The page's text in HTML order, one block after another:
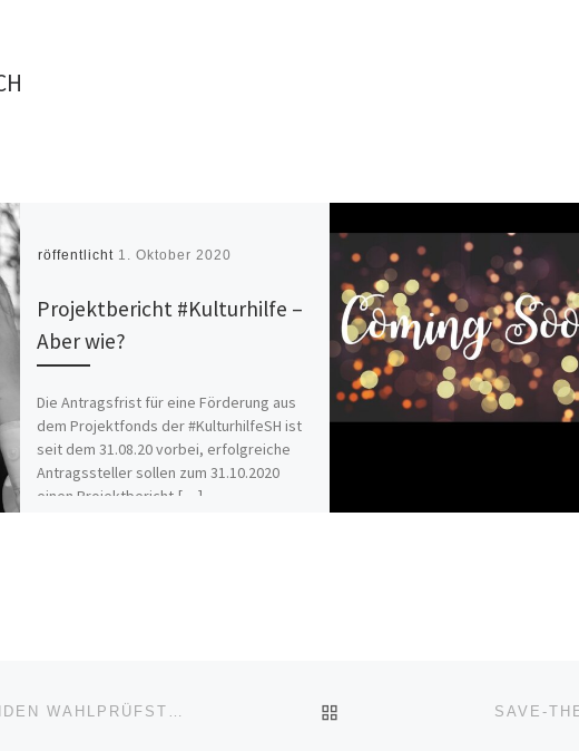
Veröffentlicht 1. Oktober 2020
Projektbericht #Kulturhilfe –
Aber wie?
Die Antragsfrist für eine Förderung aus
dem Projektfonds der #KulturhilfeSH ist
seit dem 31.08.20 vorbei, erfolgreiche
Antragssteller sollen zum 31.10.2020
einen Projektbericht […]
ZURÜCK ZUR SAVE-